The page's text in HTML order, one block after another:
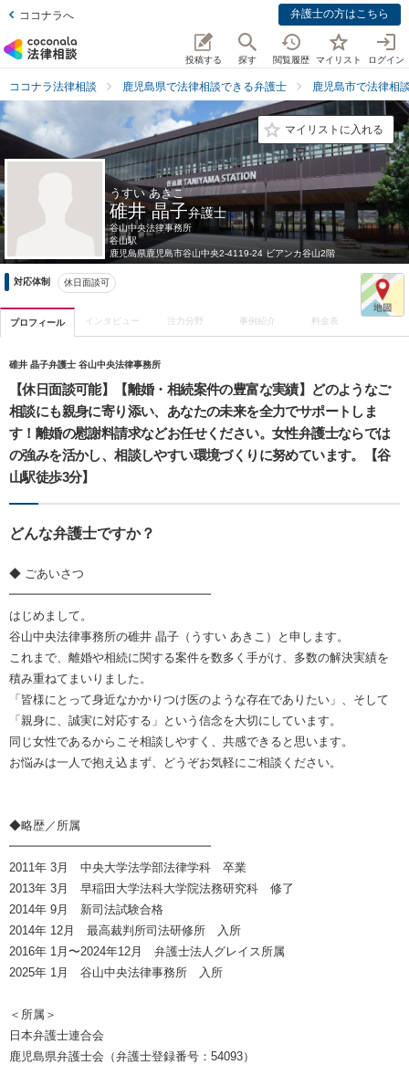
ココナラへ 弁護士の方はこちら
投稿する 探す 閲覧履歴 マイリスト ログイン
ココナラ法律相談 鹿児島県で法律相談できる弁護士 鹿児島市で法律相
マイリストに入れる
うすい あきこ
碓井 晶子弁護士
谷山中央法律事務所
谷山駅
鹿児島県鹿児島市谷山中央2-4119-24 ビアンカ谷山2階
対応体制 休日面談可
プロフィール インタビュー 注力分野 事例紹介 料金表
碓井 晶子弁護士 谷山中央法律事務所
【休日面談可能】【離婚・相続案件の豊富な実績】どのようなご
相談にも親身に寄り添い、あなたの未来を全力でサポートしま
す！離婚の慰謝料請求などお任せください。女性弁護士ならでは
の強みを活かし、相談しやすい環境づくりに努めています。【谷
山駅徒歩3分】
どんな弁護士ですか？
◆ ごあいさつ
━━━━━━━━━━━━━━━━━
はじめまして。
谷山中央法律事務所の碓井 晶子（うすい あきこ）と申します。
これまで、離婚や相続に関する案件を数多く手がけ、多数の解決実績を
積み重ねてまいりました。
「皆様にとって身近なかかりつけ医のような存在でありたい」、そして
「親身に、誠実に対応する」という信念を大切にしています。
同じ女性であるからこそ相談しやすく、共感できると思います。
お悩みは一人で抱え込まず、どうぞお気軽にご相談ください。
◆略歴／所属
━━━━━━━━━━━━━━━━━
2011年 3月 中央大学法学部法律学科 卒業
2013年 3月 早稲田大学法科大学院法務研究科 修了
2014年 9月 新司法試験合格
2014年 12月 最高裁判所司法研修所 入所
2016年 1月〜2024年12月 弁護士法人グレイス所属
2025年 1月 谷山中央法律事務所 入所
＜所属＞
日本弁護士連合会
鹿児島県弁護士会（弁護士登録番号：54093）